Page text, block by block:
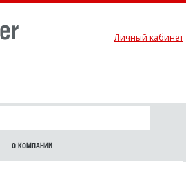
Личный кабинет
О КОМПАНИИ